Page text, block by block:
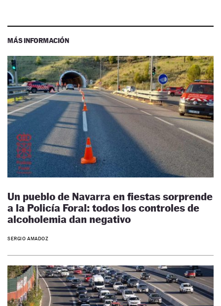
MÁS INFORMACIÓN
Un pueblo de Navarra en fiestas sorprende
a la Policía Foral: todos los controles de
alcoholemia dan negativo
SERGIO AMADOZ